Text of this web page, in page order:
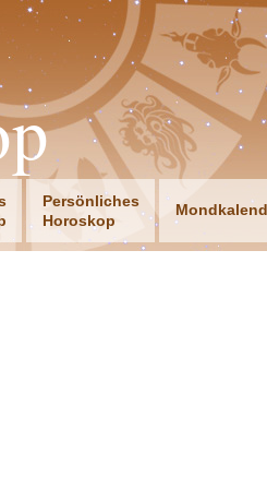
Persönliches
Horoskop